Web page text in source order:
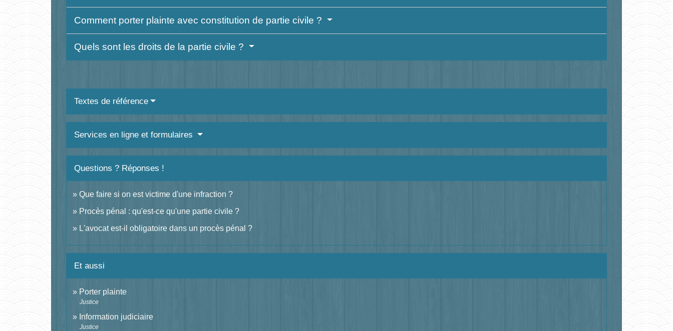
Comment porter plainte avec constitution de partie civile ?
Quels sont les droits de la partie civile ?
Textes de référence
Services en ligne et formulaires
Questions ? Réponses !
Que faire si on est victime d'une infraction ?
Procès pénal : qu'est-ce qu'une partie civile ?
L'avocat est-il obligatoire dans un procès pénal ?
Et aussi
Porter plainte
Justice
Information judiciaire
Justice